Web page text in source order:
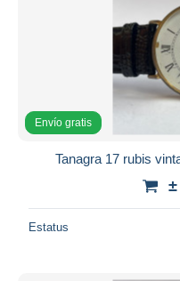
Envío gratis
Tanagra 17 rubis
Estatus